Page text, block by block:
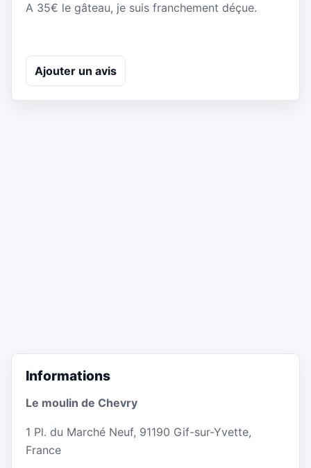
A 35€ le gâteau, je suis franchement déçue.
Ajouter un avis
Informations
Le moulin de Chevry
1 Pl. du Marché Neuf, 91190 Gif-sur-Yvette,
France